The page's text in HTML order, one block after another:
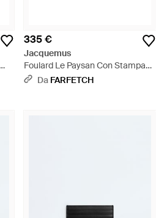
335 €
Jacquemus
Foulard Le Paysan Con Stampa
Animalier - Bianco
Da FARFETCH